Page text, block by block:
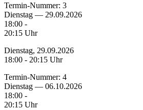
Termin-Nummer: 3
Dienstag — 29.09.2026
18:00 -
20:15 Uhr
Dienstag, 29.09.2026
18:00 - 20:15 Uhr
Termin-Nummer: 4
Dienstag — 06.10.2026
18:00 -
20:15 Uhr